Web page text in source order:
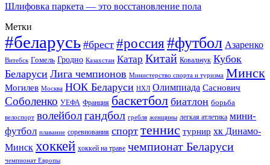
Шлифовка паркета — это восстановление пола
Метки
#беларусь #брест #россия#футбол Азаренко
Витебск Гомель Гродно Казахстан Катар Китай Ковальчук Кубок
Беларуси Лига чемпионов Министерство спорта и туризма Минск
Могилев Москва НОК Беларуси НХЛ Олимпиада Саснович
Соболенко УЕФА Франция баскетбол биатлон борьба
велоспорт волейболгандбол гребля женщины легкая атлетика мини-
футбол плавание соревнования спорт теннис турнир хк Динамо-
Минск хоккей хоккей на траве чемпионат Беларуси
чемпионат Европы